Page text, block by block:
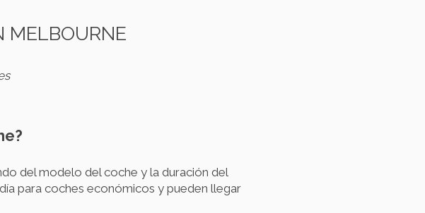
MELBOURNE
del modelo del coche y la duración del
para coches económicos y pueden llegar